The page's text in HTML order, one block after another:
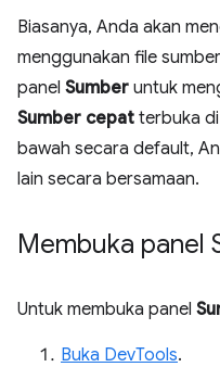
Biasanya, Anda akan
menggunakan file
panel Sumber untuk
Sumber cepat terbuka di
bawah secara default,
lain secara bersamaan.
Membuka panel
Untuk membuka panel
Buka DevTools.